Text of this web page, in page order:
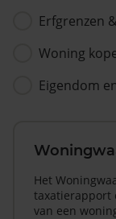
Erfgrenzen
Woning
Eigendom
Het
taxatierapport
van een